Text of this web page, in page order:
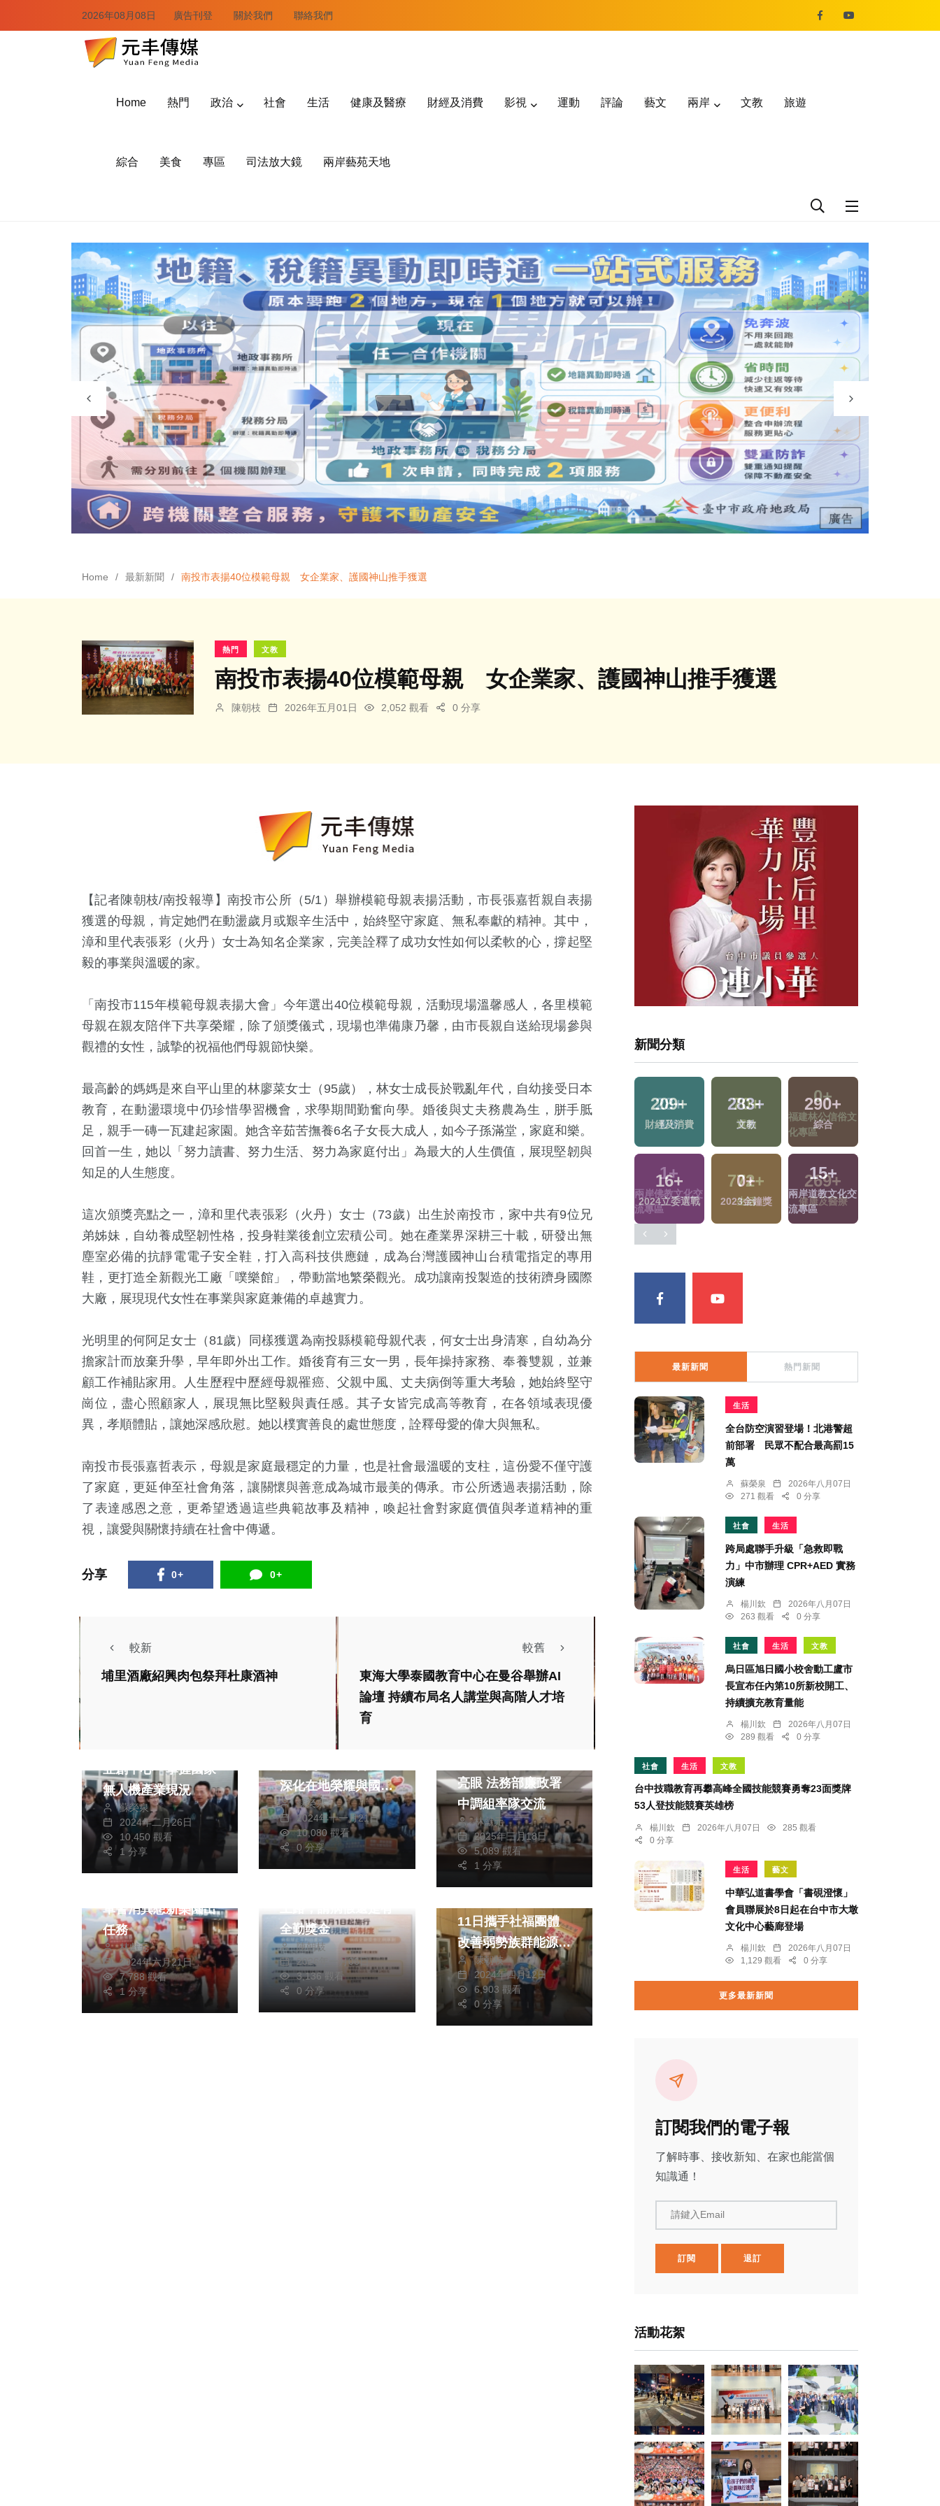
2026年08月08日 廣告刊登 關於我們 聯絡我們
Home 熱門 政治 社會 生活 健康及醫療 財經及消費 影視 運動 評論 藝文 兩岸 文教 旅遊
綜合 美食 專區 司法放大鏡 兩岸藝苑天地
Home 最新新聞 南投市表揚40位模範母親 女企業家、護國神山推手獲選
熱門 文教
南投市表揚40位模範母親 女企業家、護國神山推手獲選
陳朝枝 2026年五月01日 2,052 觀看 0 分享
【記者陳朝枝/南投報導】南投市公所（ 5/1 ）舉辦模範母親表揚活動，市長張嘉哲親自表揚
獲選的母親，肯定她們在動盪歲月或艱辛生活中，始終堅守家庭、無私奉獻的精神。其中，
漳和里代表張彩（火丹）女士為知名企業家，完美詮釋了成功女性如何以柔軟的心，撐起堅
毅的事業與溫暖的家。
「南投市115年模範母親表揚大會」今年選出40位模範母親，活動現場溫馨感人，各里模範
母親在親友陪伴下共享榮耀，除了頒獎儀式，現場也準備康乃馨，由市長親自送給現場參與
觀禮的女性，誠摯的祝福他們母親節快樂。
最高齡的媽媽是來自平山里的林廖菜女士（ 95歲）， 林女士成長於戰亂年代，自幼接受日本
教育，在動盪環境中仍珍惜學習機會，求學期間勤奮向學。婚後與丈夫務農為生，胼手胝
足，親手一磚一瓦建起家園。她含辛茹苦撫養6名子女長大成人，如今子孫滿堂，家庭和樂。
回首一生，她以「努力讀書、努力生活、努力為家庭付出」為最大的人生價值，展現堅韌與
知足的人生態度。
這次頒獎亮點之一，漳和里代表張彩（火丹）女士（ 73歲）出生於南投市，家中共有9位兄
弟姊妹，自幼養成堅韌性格，投身鞋業後創立宏積公司。她在產業界深耕三十載，研發出無
塵室必備的抗靜電電子安全鞋，打入高科技供應鏈，成為台灣護國神山台積電指定的專用
鞋，更打造全新觀光工廠「噗樂館」，帶動當地繁榮觀光。成功讓南投製造的技術躋身國際
大廠，展現現代女性在事業與家庭兼備的卓越實力。
光明里的何阿足女士（81歲）同樣獲選為南投縣模範母親代表， 何女士出身清寒，自幼為分
擔家計而放棄升學，早年即外出工作。婚後育有三女一男，長年操持家務、奉養雙親，並兼
顧工作補貼家用。人生歷程中歷經母親罹癌、父親中風、丈夫病倒等重大考驗，她始終堅守
崗位，盡心照顧家人，展現無比堅毅與責任感。其子女皆完成高等教育，在各領域表現優
異，孝順體貼，讓她深感欣慰。她以樸實善良的處世態度，詮釋母愛的偉大與無私。
南投市長張嘉哲表示，母親是家庭最穩定的力量，也是社會最溫暖的支柱，這份愛不僅守護
了家庭，更延伸至社會角落，讓關懷與善意成為城市最美的傳承。市公所透過表揚活動，除
了表達感恩之意，更希望透過這些典範故事及精神，喚起社會對家庭價值與孝道精神的重
視，讓愛與關懷持續在社會中傳遞。
分享 0+ 0+
較新
埔里酒廠紹興肉包祭拜杜康酒神
較舊
東海大學泰國教育中心在曼谷舉辦AI
論壇 持續布局名人講堂與高階人才培
育
亞創中心 掌握國家
無人機產業現況
蘇榮泉
2024年二月26日
10,450 觀看
1 分享
生活
雲林縣府榮獲多項國
深化在地榮耀與國際
連結蘇榮泉
2024年十一月21日
10,080 觀看
0 分享
亮眼 法務部廉政署
中調組率隊交流
林獻元
2025年三月18日
5,089 觀看
1 分享
社會
軍警消異想新樂園出
任務
林獻元
2024年六月21日
7,788 觀看
1 分享
全勤獎金
陳朝枝
2026年一月06日
3,136 觀看
0 分享
11日攜手社福團體
改善弱勢族群能源設
備 陳朝枝
2024年四月12日
6,903 觀看
0 分享
新聞分類
146+
熱門
5+
海峽論壇專區
120+ 0+
462+
政治
4 +
綜藝
28+
影視
70 +
運動
0
福建林公信俗文
化專區
流專區
209+
財經及消費
283+
文教
290+
綜合
16+
2024立委選戰
0+
2023金鐘獎
15+
兩岸道教文化交
流專區
最新新聞 熱門新聞
生活
全台防空演習登場！北港警超
前部署 民眾不配合最高罰15
萬
蘇榮泉
2026年八月07日
271 觀看
0 分享
社會 生活
跨局處聯手升級「急救即戰
力」中市辦理 CPR+AED 實務
演練
楊川欽
2026年八月07日
263 觀看
0 分享
社會 生活 文教
烏日區旭日國小校舍動工盧市
長宣布任內第10所新校開工、
持續擴充教育量能
楊川欽
2026年八月07日
289 觀看
0 分享
社會 生活 文教
台中技職教育再攀高峰全國技能競賽勇奪23面獎牌
53人登技能競賽英雄榜
楊川欽 2026年八月07日
285 觀看
0 分享
生活 藝文
中華弘道書學會「書硯澄懷」
會員聯展於8日起在台中市大墩
文化中心藝廊登場
楊川欽
2026年八月07日
1,129 觀看
0 分享
更多最新新聞
訂閱我們的電子報
了解時事、接收新知、在家也能當個
知識通！
請鍵入Email
訂閱 退訂
活動花絮